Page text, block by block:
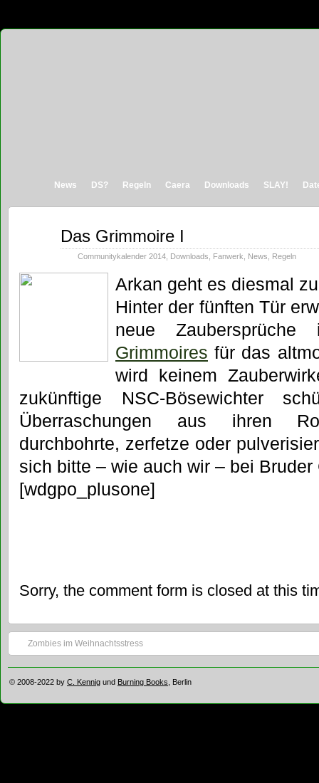
News DS? Regeln Caera Downloads SLAY!
Das Grimmoire I
Communitykalender 2014 Downloads Fanwerk News Regeln
Arkan geht es diesmal
Hinter der fünften Tür
neue
Grimmoires für das
wird keinem
zukünftige NSC-Bösewichter
Überraschungen aus ihren
durchbohrte, zerfetze oder
sich bitte – wie auch wir – bei Bruder
[wdgpo_plusone]
Sorry, the comment form is closed at this
Zombies im Weihnachtsstress
© 2008-2022 by C. Kennig und Burning Books , Berlin